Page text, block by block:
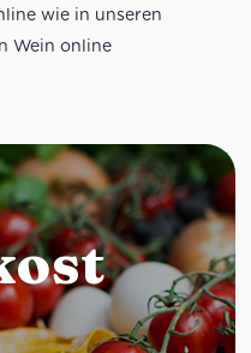
wie in unseren
Wein online